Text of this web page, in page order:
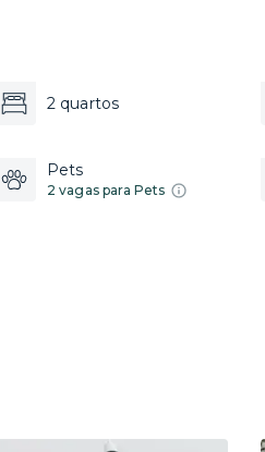
2 quartos
Pets
2 vagas para Pets